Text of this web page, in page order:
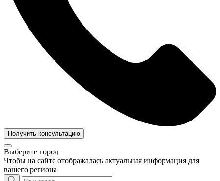
Получить консультацию
Выберите город
Чтобы на сайте отображалась актуальная информация для
вашего региона